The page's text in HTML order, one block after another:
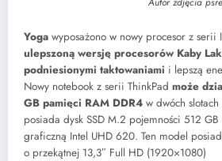
Yoga wyposażono w nowy procesor z serii
ulepszoną wersję procesorów Kaby
podniesionymi taktowaniami i lepszą
Nowy notebook z serii ThinkPad może
GB pamięci RAM DDR4 w dwóch
posiada dysk SSD M.2 pojemności 512
graficzną Intel UHD 620. Ten model
o przekątnej 13,3″ Full HD (1920×1080)